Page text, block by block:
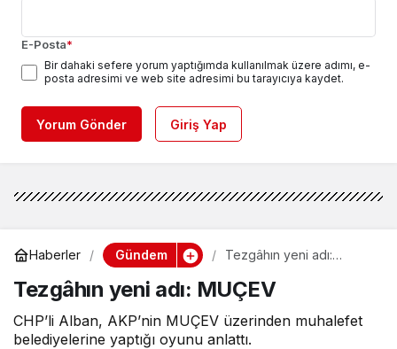
E-Posta*
Bir dahaki sefere yorum yaptığımda kullanılmak üzere adımı, e-
posta adresimi ve web site adresimi bu tarayıcıya kaydet.
Yorum Gönder Giriş Yap
Haberler Gündem
Tezgâhın yeni adı:
Tezgâhın yeni adı: MUÇEV
CHP’li Alban, AKP’nin MUÇEV üzerinden muhalefet
belediyelerine yaptığı oyunu anlattı.